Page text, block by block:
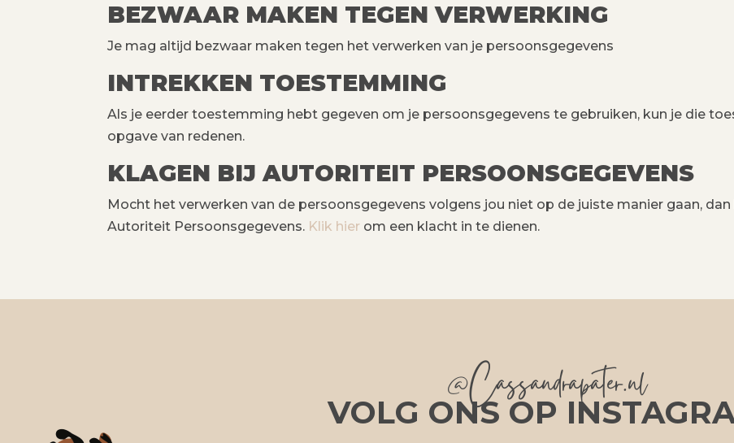
BEZWAAR MAKEN TEGEN VERWERKING
Je mag altijd bezwaar maken tegen het verwerken van je persoonsgegevens
INTREKKEN TOESTEMMING
Als je eerder toestemming hebt gegeven om je persoonsgegevens te gebruiken, kun je die
opgave van redenen.
KLAGEN BIJ AUTORITEIT PERSOONSGEGEVENS
Mocht het verwerken van de persoonsgegevens volgens jou niet op de juiste manier gaan,
Autoriteit Persoonsgegevens. Klik hier om een klacht in te dienen.
@Cassandrapater.nl
VOLG ONS OP